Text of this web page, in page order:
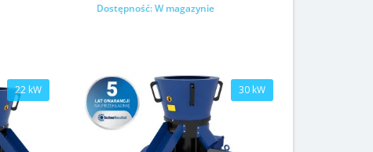
Kup
Dostępność:W magazynie
22 kW 30 kW